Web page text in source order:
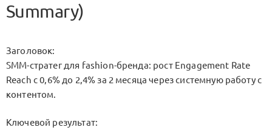
Summary)
Заголовок:
SMM-стратег для fashion-бренда: рост Engagement Rate
Reach с 0,6% до 2,4% за 2 месяца через системную работу с
контентом.
Ключевой результат: